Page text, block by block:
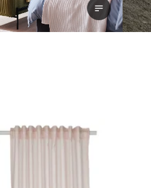
대본 보기